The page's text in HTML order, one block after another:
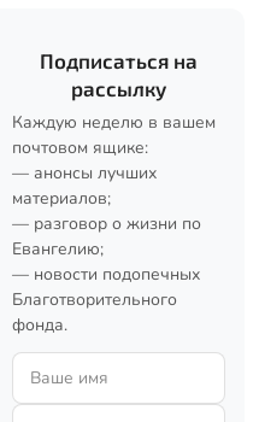
Подписаться на
рассылку
Каждую неделю в вашем
почтовом ящике:
— анонсы лучших
материалов;
— разговор о жизни по
Евангелию;
— новости подопечных
Благотворительного
фонда.